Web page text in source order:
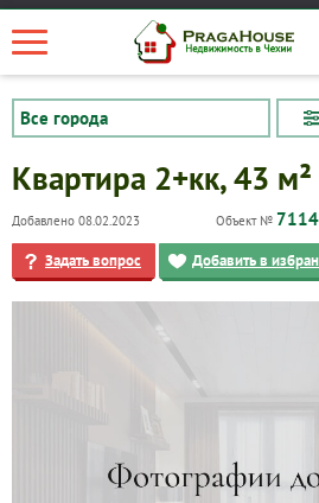
Квартира 2+кк, 43
Добавлено 08.02.2023 Объект №
Задать вопрос Добавить в